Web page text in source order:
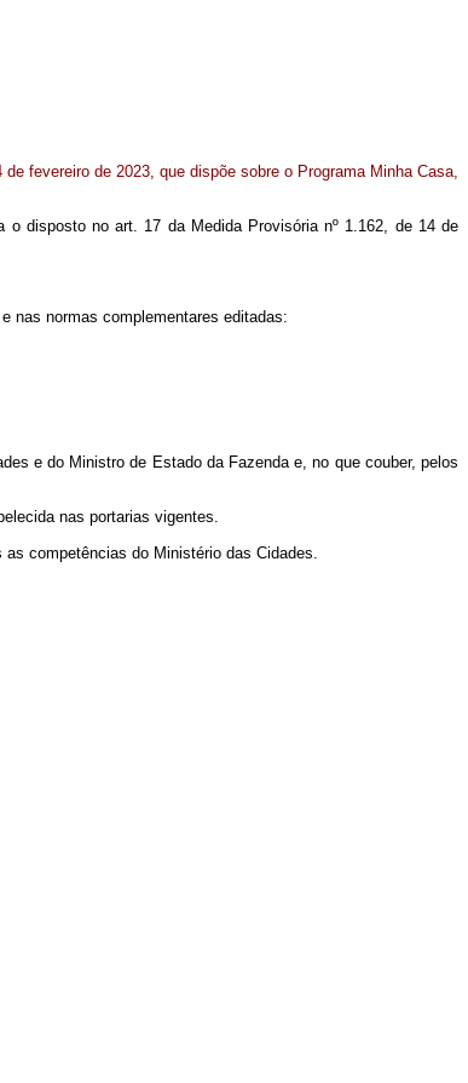
fevereiro de 2023, que dispõe sobre o Programa Minha Casa,
disposto no art. 17 da Medida Provisória nº 1.162, de 14 de
nas normas complementares editadas:
e do Ministro de Estado da Fazenda e, no que couber, pelos
nas portarias vigentes.
as competências do Ministério das Cidades.